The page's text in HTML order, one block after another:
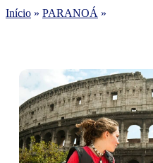
Início » PARANOÁ »